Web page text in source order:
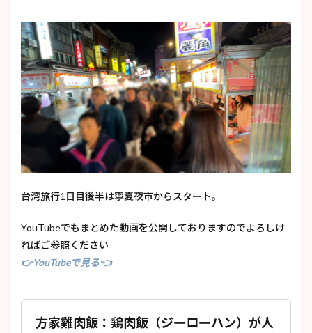
台湾旅行1日目後半は寧夏夜市からスタート。
YouTubeでもまとめた動画を公開しておりますのでよろしけ
ればご参照ください
👉YouTubeで見る👈
方家雞肉飯：鶏肉飯（ジーローハン）が人